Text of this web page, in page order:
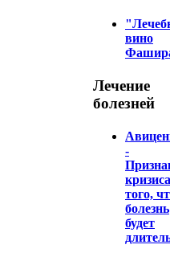
вино
Лечение
болезней
-
кризиса
того,
болезнь
будет